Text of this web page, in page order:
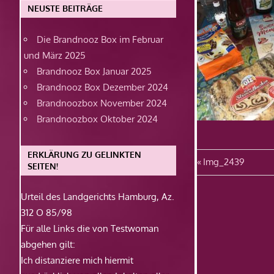
Vorheriger
Beitrag:
Img_2439
NEUSTE BEITRÄGE
Die Brandnooz Box im Februar
und März 2025
Brandnooz Box Januar 2025
Brandnooz Box Dezember 2024
Brandnoozbox November 2024
Brandnoozbox Oktober 2024
ERKLÄRUNG ZU GELINKTEN
SEITEN!
Urteil des Landgerichts Hamburg, Az.
312 O 85/98
Für alle Links die von Testwoman
abgehen gilt:
Ich distanziere mich hiermit